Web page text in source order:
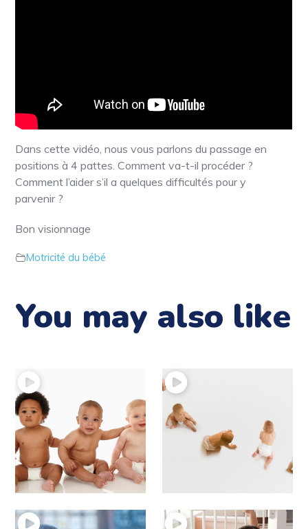
Dans cette vidéo, nous vous parlons du passage en
positions à 4 pattes. Comment va-t-il procéder ?
Comment l’aider s’il a quelques difficultés pour y
parvenir ?
Bon visionnage
Motricité du bébé
You may also like
21 – La posture assise
Motricité du bébé
20 – Le passage en